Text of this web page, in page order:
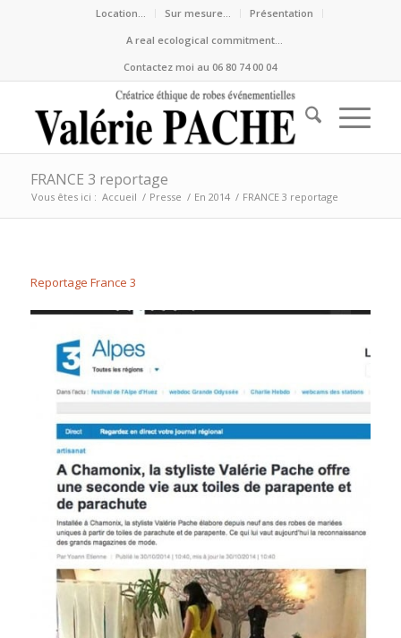
Location… Sur mesure…
Présentation
A real ecological commitment…
Contactez moi au 06 80 74 00 04
FRANCE 3 reportage
Vous êtes ici : Accueil / Presse / En 2014 / FRANCE 3 reportage
Reportage France 3